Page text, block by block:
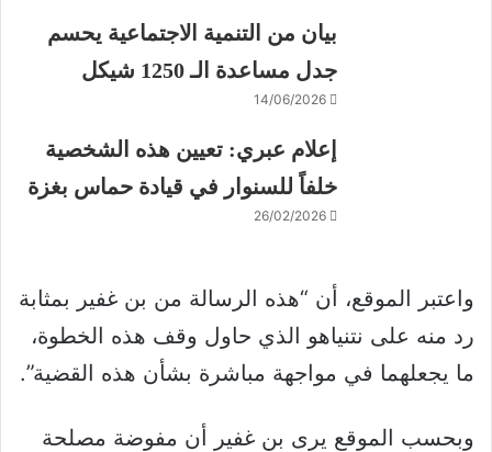
بيان من التنمية الاجتماعية يحسم
جدل مساعدة الـ 1250 شيكل
14/06/2026
إعلام عبري: تعيين هذه الشخصية
خلفاً للسنوار في قيادة حماس بغزة
26/02/2026
واعتبر الموقع، أن “هذه الرسالة من بن غفير بمثابة
رد منه على نتنياهو الذي حاول وقف هذه الخطوة،
ما يجعلهما في مواجهة مباشرة بشأن هذه القضية”.
وبحسب الموقع يرى بن غفير أن مفوضة مصلحة